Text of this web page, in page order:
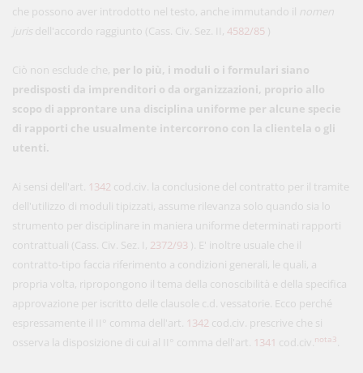
che possono aver introdotto nel testo, anche immutando il nomen
juris dell'accordo raggiunto (Cass. Civ. Sez. II, 4582/85 )
Ciò non esclude che, per lo più, i moduli o i formulari siano
predisposti da imprenditori o da organizzazioni, proprio allo
scopo di approntare una disciplina uniforme per alcune specie
di rapporti che usualmente intercorrono con la clientela o gli
utenti.
Ai sensi dell'art. 1342 cod.civ. la conclusione del contratto per il tramite
dell'utilizzo di moduli tipizzati, assume rilevanza solo quando sia lo
strumento per disciplinare in maniera uniforme determinati rapporti
contrattuali (Cass. Civ. Sez. I, 2372/93 ). E' inoltre usuale che il
contratto-tipo faccia riferimento a condizioni generali, le quali, a
propria volta, ripropongono il tema della conoscibilità e della specifica
approvazione per iscritto delle clausole c.d. vessatorie. Ecco perché
espressamente il II° comma dell'art. 1342 cod.civ. prescrive che si
osserva la disposizione di cui al II° comma dell'art. 1341 cod.civ. nota3